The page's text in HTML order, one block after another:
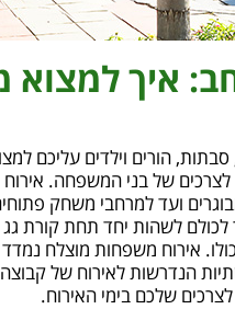
איך למצוא
הורים וילדים עליכם
לצרכים של בני המשפחה.
ועד למרחבי משחק
לשהות יחד תחת קורת גג
אירוח משפחות מוצלח
הנדרשות לאירוח של
שלכם בימי האירוח.